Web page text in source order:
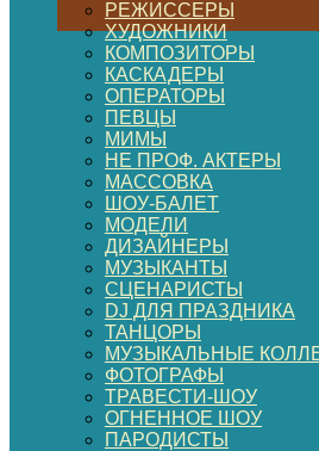
РЕЖИССЕРЫ
ХУДОЖНИКИ
КОМПОЗИТОРЫ
КАСКАДЕРЫ
ОПЕРАТОРЫ
ПЕВЦЫ
МИМЫ
НЕ ПРОФ. АКТЕРЫ
МАССОВКА
ШОУ-БАЛЕТ
МОДЕЛИ
ДИЗАЙНЕРЫ
МУЗЫКАНТЫ
СЦЕНАРИСТЫ
DJ ДЛЯ ПРАЗДНИКА
ТАНЦОРЫ
МУЗЫКАЛЬНЫЕ
ФОТОГРАФЫ
ТРАВЕСТИ-ШОУ
ОГНЕННОЕ ШОУ
ПАРОДИСТЫ